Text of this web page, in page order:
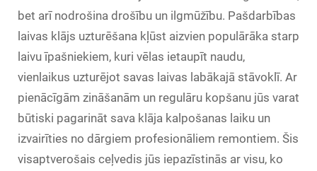
bet arī nodrošina drošību un ilgmūžību. Pašdarbības
laivas klājs uzturēšana kļūst aizvien populārāka starp
laivu īpašniekiem, kuri vēlas ietaupīt naudu,
vienlaikus uzturējot savas laivas labākajā stāvoklī. Ar
pienācīgām zināšanām un regulāru kopšanu jūs varat
būtiski pagarināt sava klāja kalpošanas laiku un
izvairīties no dārgiem profesionāliem remontiem. Šis
visaptverošais ceļvedis jūs iepazīstinās ar visu, ko